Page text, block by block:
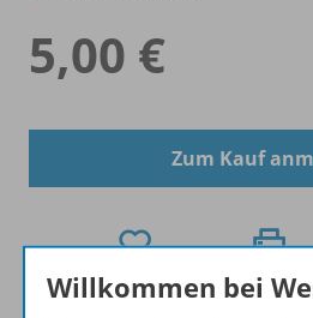
5,00 €
Zum Kauf
Willkommen bei